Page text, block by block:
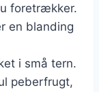
foretrækker.
en blanding
i små tern.
peberfrugt,